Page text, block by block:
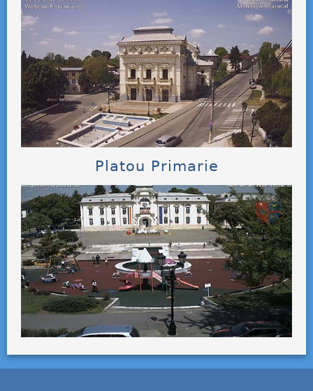
Platou Primarie